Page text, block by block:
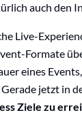
auch den
Live-
Formate
eines
jetzt in
Ziele zu